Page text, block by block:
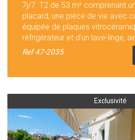
7j/7. T2 de 53 m² comprenant
placard, une pièce de vie avec
équipée de plaques
réfrigérateur et d’un lave-linge,
Ref47-2035
Exclusivité